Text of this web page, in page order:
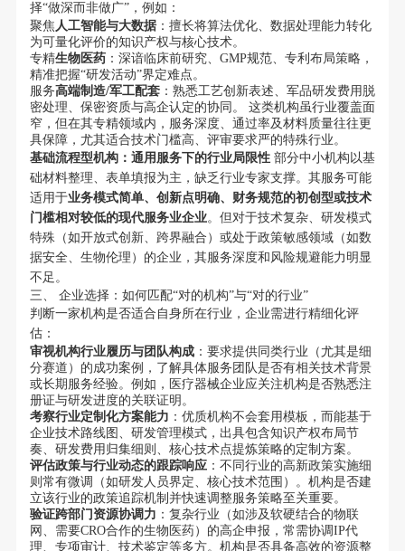
择“做深而非做广”，例如：
聚焦 人工智能与大数据：擅长将算法优化、数据处理能力转化
为可量化评价的知识产权与核心技术。
专精生物医药：深谙临床前研究、GMP规范、专利布局策略，
精准把握“研发活动”界定难点。
服务高端制造/军工配套：熟悉工艺创新表述、军品研发费用脱
密处理、保密资质与高企认定的协同。 这类机构虽行业覆盖面
窄，但在其专精领域内，服务深度、通过率及材料质量往往更
具保障，尤其适合技术门槛高、评审要求严的特殊行业。
基础流程型机构：通用服务下的行业局限性部分中小机构以基
础材料整理、表单填报为主，缺乏行业专家支撑。其服务可能
适用于业务模式简单、创新点明确、财务规范的初创型或技术
门槛相对较低的现代服务业企业。但对于技术复杂、研发模式
特殊（如开放式创新、跨界融合）或处于政策敏感领域（如数
据安全、生物伦理）的企业，其服务深度和风险规避能力明显
不足。
三、 企业选择：如何匹配“对的机构”与“对的行业”
判断一家机构是否适合自身所在行业，企业需进行精细化评
估：
审视机构行业履历与团队构成：要求提供同类行业（尤其是细
分赛道）的成功案例，了解具体服务团队是否有相关技术背景
或长期服务经验。例如，医疗器械企业应关注机构是否熟悉注
册证与研发进度的关联证明。
考察行业定制化方案能力 ：优质机构不会套用模板，而能基于
企业技术路线图、研发管理模式，出具包含知识产权布局节
奏、研发费用归集细则、核心技术点提炼策略的定制方案。
评估政策与行业动态的跟踪响应：不同行业的高新政策实施细
则常有微调（如研发人员界定、核心技术范围）。机构是否建
立该行业的政策追踪机制并快速调整服务策略至关重要。
验证跨部门资源协调力 ：复杂行业（如涉及软硬结合的物联
网、需要CRO合作的生物医药）的高企申报，常需协调IP代
理、专项审计、技术鉴定等多方。机构是否具备高效的资源整